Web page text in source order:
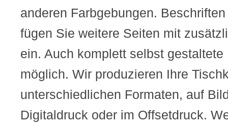
anderen Farbgebungen.
fügen Sie weitere Seiten mit
ein. Auch komplett selbst
möglich. Wir produzieren Ihre
unterschiedlichen Formaten, auf
Digitaldruck oder im Offsetdruck.